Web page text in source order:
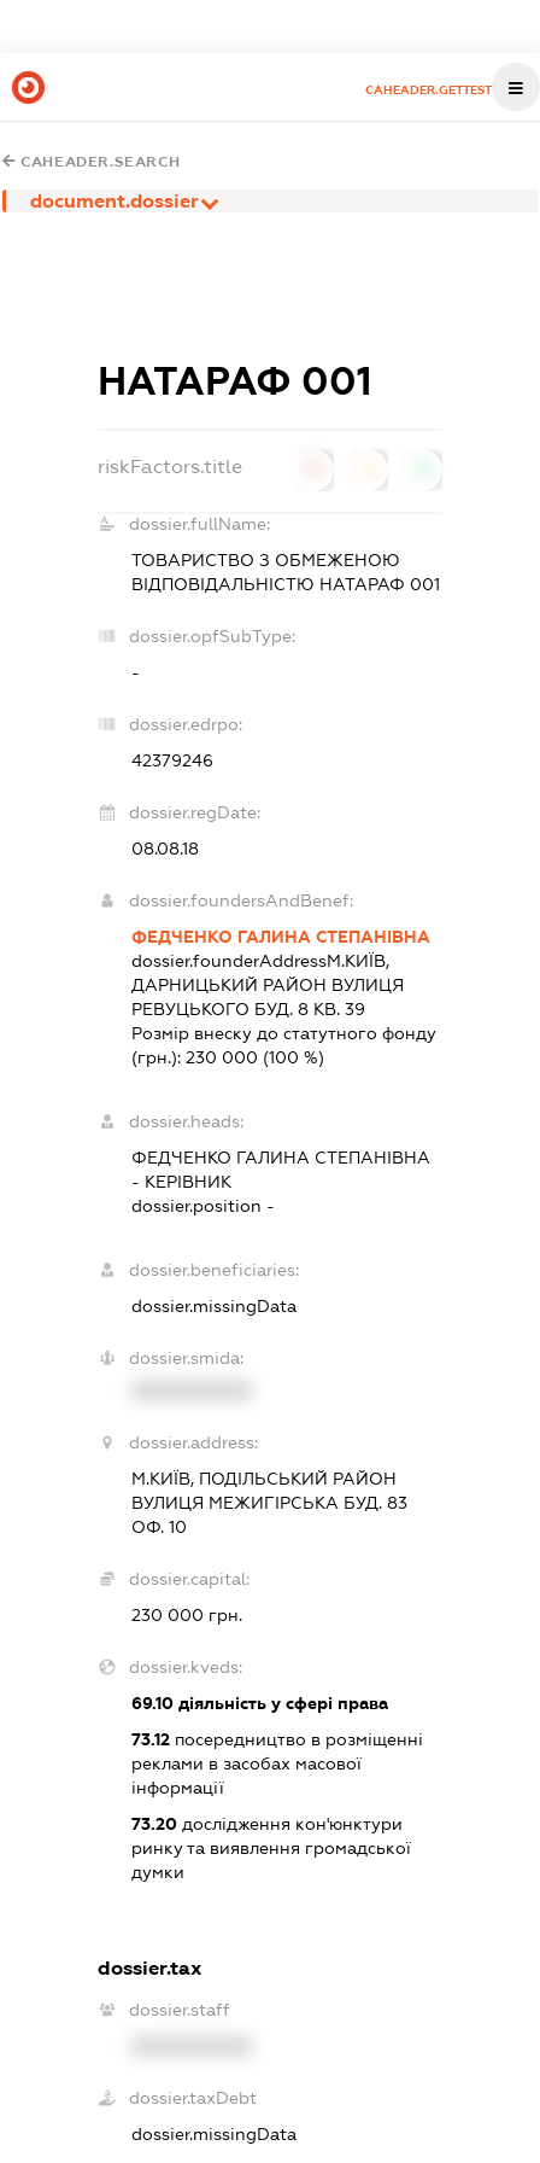
CAHEADER.GETTEST
CAHEADER.SEARCH
document.dossier
НАТАРАФ 001
riskFactors.title
dossier.fullName:
ТОВАРИСТВО З ОБМЕЖЕНОЮ
ВІДПОВІДАЛЬНІСТЮ НАТАРАФ 001
dossier.opfSubType:
-
dossier.edrpo:
42379246
dossier.regDate:
08.08.18
dossier.foundersAndBenef:
ФЕДЧЕНКО ГАЛИНА СТЕПАНІВНА
dossier.founderAddressМ.КИЇВ,
ДАРНИЦЬКИЙ РАЙОН ВУЛИЦЯ
РЕВУЦЬКОГО БУД. 8 КВ. 39
Розмір внеску до статутного фонду
(грн.): 230 000 (100 %)
dossier.heads:
ФЕДЧЕНКО ГАЛИНА СТЕПАНІВНА
- КЕРІВНИК
dossier.position -
dossier.beneficiaries:
dossier.missingData
dossier.smida:
dossier.address:
М.КИЇВ, ПОДІЛЬСЬКИЙ РАЙОН
ВУЛИЦЯ МЕЖИГІРСЬКА БУД. 83
ОФ. 10
dossier.capital:
230 000 грн.
dossier.kveds:
69.10діяльність у сфері права
73.12посередництво в розміщенні
реклами в засобах масової
інформації
73.20дослідження кон'юнктури
ринку та виявлення громадської
думки
dossier.tax
dossier.staff
dossier.taxDebt
dossier.missingData